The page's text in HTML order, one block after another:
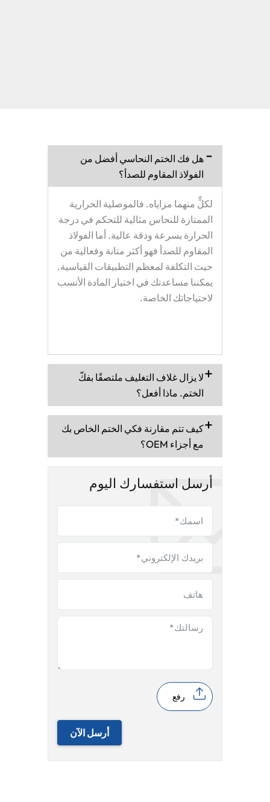
هل فك الختم النحاسي أفضل من
الفولاذ المقاوم للصدأ؟
لكلٍّ منهما مزاياه. فالموصلية الحرارية
الممتازة للنحاس مثالية للتحكم في درجة
الحرارة بسرعة ودقة عالية. أما الفولاذ
المقاوم للصدأ فهو أكثر متانة وفعالية من
حيث التكلفة لمعظم التطبيقات القياسية.
يمكننا مساعدتك في اختيار المادة الأنسب
لاحتياجاتك الخاصة.
لا يزال غلاف التغليف ملتصقًا بفكّ
الختم. ماذا أفعل؟
كيف تتم مقارنة فكي الختم الخاص بك
مع أجزاء OEM؟
أرسل استفسارك اليوم
رفع
أرسل الآن